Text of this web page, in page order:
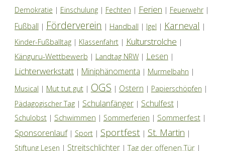
Demokratie | Einschulung| Fechten | Ferien | Feuerwehr|
Fußball | Förderverein | Handball | Igel | Karneval |
Kinder-Fußballtag| Klassenfahrt| Kulturstrolche |
Känguru-Wettbewerb | Landtag NRW| Lesen |
Lichterwerkstatt| Miniphänomenta | Murmelbahn |
Musical | Mut tut gut| OGS | Ostern | Papierschöpfen |
Pädagogischer Tag| Schulanfänger| Schulfest|
Schulobst| Schwimmen | Sommerferien | Sommerfest|
Sponsorenlauf| Sport| Sportfest | St. Martin |
Stiftung Lesen | Streitschlichter|Tag der offenen Tür|